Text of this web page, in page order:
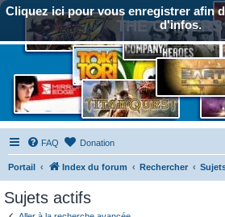
Cliquez ici pour vous enregistrer afin
d'infos.
THE
FAQ Donation
Portail Index du forum Rechercher
Sujets actifs